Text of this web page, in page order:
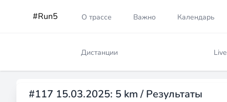
#Run5 О трассе Важно Календарь
Дистанции Live
#117 15.03.2025: 5 km / Результаты